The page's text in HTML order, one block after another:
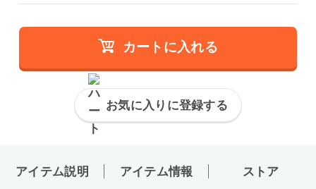
カートに入れる
お気に入りに登録する
アイテム説明 アイテム情報 ストア